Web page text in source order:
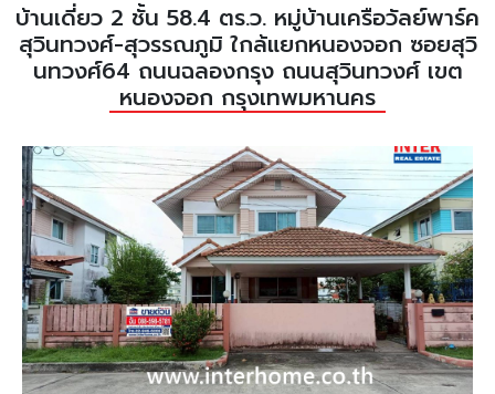
บ้านเดี่ยว 2 ชั้น 58.4 ตร.ว. หมู่บ้านเครือวัลย์พาร์ค
สุวินทวงศ์-สุวรรณภูมิ ใกล้แยกหนองจอก ซอยสุวิ
นทวงศ์64 ถนนฉลองกรุง ถนนสุวินทวงศ์ เขต
หนองจอก กรุงเทพมหานคร